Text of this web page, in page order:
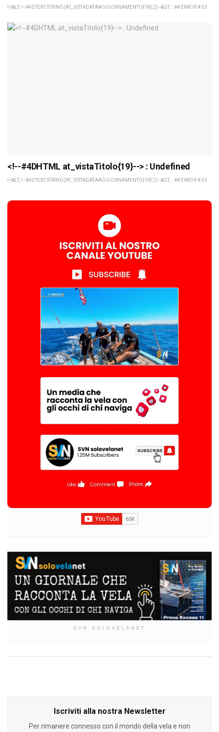
&LT;!--#4DTEXT STRING(AT_VISTADATAAGGIORNAMENTO{18};2)--&GT; : ## ERROR # 53
<!--#4DHTML at_vistaTitolo{19}--> : Undefined
&LT;!--#4DTEXT STRING(AT_VISTADATAAGGIORNAMENTO{19};2)--&GT; : ## ERROR # 53
SVN SOLOVELANET
Iscriviti alla nostra Newsletter
Per rimanere connesso con il mondo della vela e non